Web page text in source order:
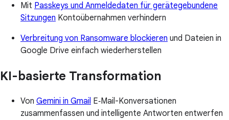
Mit Passkeys und Anmeldedaten für gerätegebundene
Sitzungen Kontoübernahmen verhindern
Verbreitung von Ransomware blockieren und Dateien in
Google Drive einfach wiederherstellen
KI-basierte Transformation
Von Gemini in Gmail E‑Mail-Konversationen
zusammenfassen und intelligente Antworten entwerfen